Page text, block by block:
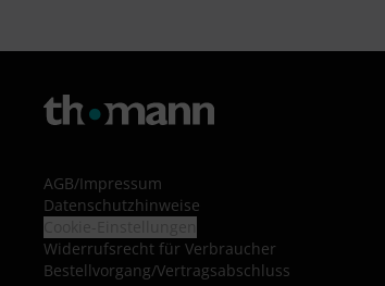
AGB/Impressum
Datenschutzhinweise
Widerrufsrecht für Verbraucher
Bestellvorgang/Vertragsabschluss